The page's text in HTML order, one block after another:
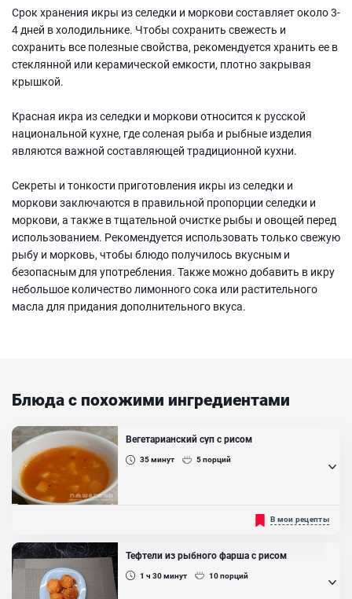
Срок хранения икры из селедки и моркови составляет около 3-
4 дней в холодильнике. Чтобы сохранить свежесть и
сохранить все полезные свойства, рекомендуется хранить ее в
стеклянной или керамической емкости, плотно закрывая
крышкой.
Красная икра из селедки и моркови относится к русской
национальной кухне, где соленая рыба и рыбные изделия
являются важной составляющей традиционной кухни.
Секреты и тонкости приготовления икры из селедки и
моркови заключаются в правильной пропорции селедки и
моркови, а также в тщательной очистке рыбы и овощей перед
использованием. Рекомендуется использовать только свежую
рыбу и морковь, чтобы блюдо получилось вкусным и
безопасным для употребления. Также можно добавить в икру
небольшое количество лимонного сока или растительного
масла для придания дополнительного вкуса.
Блюда с похожими ингредиентами
Вегетарианский суп с рисом
35минут 5порций
Все привыкли варить супы с мясом! Суп с рисом обычно
называют харчо, но он содержит мясо. Мы предлагаем
приготовить суп с рисом, но без мяса. Отличный вкус
гарантирован, а если захотите, можно сделать и остро....
Ингредиенты:
Картофель, Морковь, Лук репчатый, Томатная паста, Итальянские
В мои рецепты
Тефтели из рыбного фарша с рисом
1 ч 30минут 10порций